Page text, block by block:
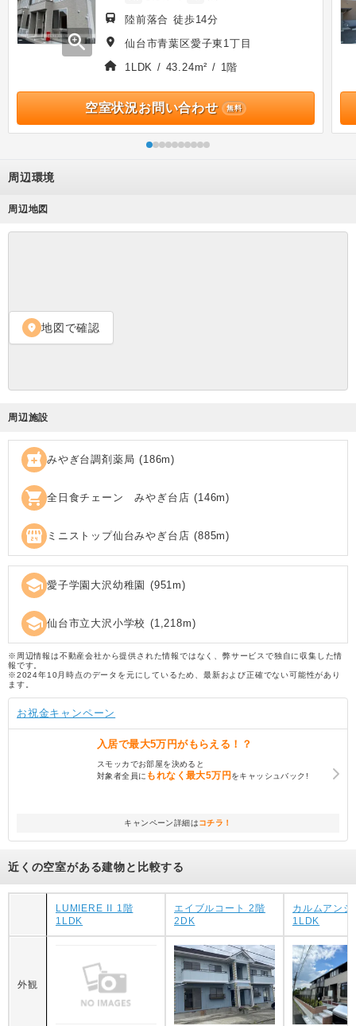
zoom_in
陸前落合 徒歩14分
仙台市青葉区愛子東1丁目
1LDK / 43.24m² / 1階
空室状況お問い合わせ 無料
周辺環境
周辺地図
location_on 地図で確認
周辺施設
local_pharmacy みやぎ台調剤薬局 (186m)
shopping_cart 全日食チェーン みやぎ台店 (146m)
local_convenience_store ミニストップ仙台みやぎ台店 (885m)
school 愛子学園大沢幼稚園 (951m)
school 仙台市立大沢小学校 (1,218m)
※周辺情報は不動産会社から提供された情報ではなく、弊サービスで独自に収集した情
報です。
※2024年10月時点のデータを元にしているため、最新および正確でない可能性があり
ます。
お祝金キャンペーン
入居で最大5万円がもらえる！？
スモッカでお部屋を決めると
対象者全員に もれなく最大5万円をキャッシュバック!
キャンペーン詳細はコチラ！
近くの空室がある建物と比較する
LUMIERE II 1階
1LDK
エイブルコート 2階
2DK
カルムアン
1LDK
外観